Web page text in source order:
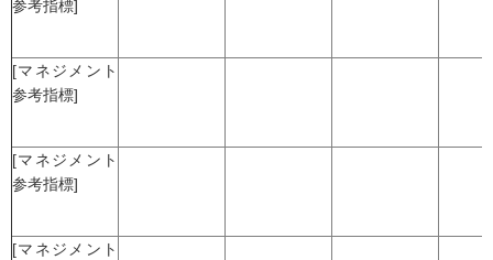
参考指標]
[マネジメント
参考指標]
[マネジメント
参考指標]
[マネジメント